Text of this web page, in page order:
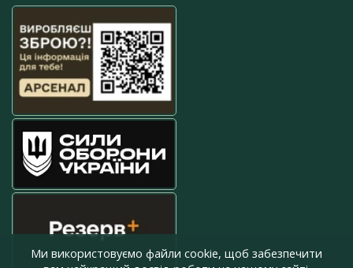
Ми використовуємо файли cookie, щоб забезпечити